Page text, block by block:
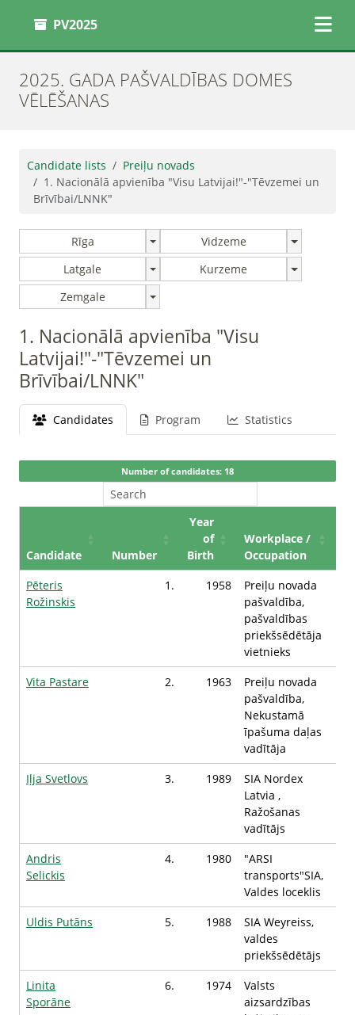
PV2025
2025. GADA PAŠVALDĪBAS DOMES
VĒLĒŠANAS
Candidate lists
Preiļu novads
1. Nacionālā apvienība "Visu Latvijai!"-"Tēvzemei un
Brīvībai/LNNK"
Rīga
Vidzeme
Latgale
Kurzeme
Zemgale
1. Nacionālā apvienība "Visu
Latvijai!"-"Tēvzemei un
Brīvībai/LNNK"
Candidates Program Statistics
Number of candidates: 18
Candidate Number
Year
of
Birth
Workplace /
Occupation
Pēteris
Rožinskis
1. 1958
Preiļu novada
pašvaldība,
pašvaldības
priekšsēdētāja
vietnieks
Vita Pastare
2. 1963
Preiļu novada
pašvaldība,
Nekustamā
īpašuma daļas
vadītāja
Iļja Svetlovs
3. 1989
SIA Nordex
Latvia ,
Ražošanas
vadītājs
Andris
Selickis
4. 1980
"ARSI
transports"SIA, ​​​​
Valdes loceklis
Uldis Putāns
5. 1988
SIA Weyreiss,
valdes
priekšsēdētājs
Linita
Sporāne
6. 1974
Valsts
aizsardzības